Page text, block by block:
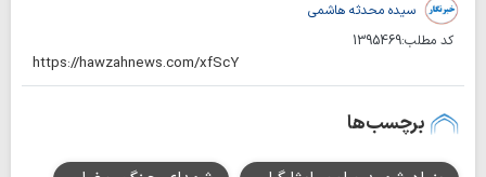
سیده محدثه هاشمی
کد مطلب:1395469
برچسب‌ها